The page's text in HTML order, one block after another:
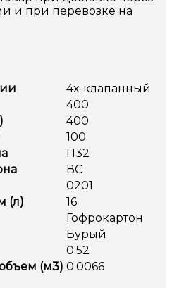
и при перевозке на
4х-клапанный
400
400
100
П32
ВС
0201
(л)
16
Гофрокартон
Бурый
0.52
(м3) 0.0066